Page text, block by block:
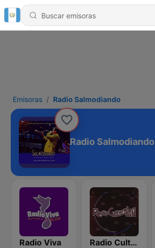
Emisoras Radio Salmodiando
Radio Salmodiando
Radio Viva Radio Cultural TGN